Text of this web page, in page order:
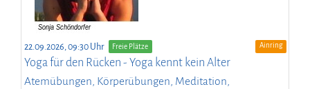
22.09.2026, 09:30 Uhr Freie Plätze Ainring
Yoga für den Rücken - Yoga kennt kein Alter
Atemübungen, Körperübungen, Meditation,